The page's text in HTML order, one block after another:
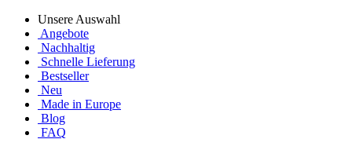
Unsere Auswahl
Angebote
Nachhaltig
Schnelle Lieferung
Bestseller
Neu
Made in Europe
Blog
FAQ